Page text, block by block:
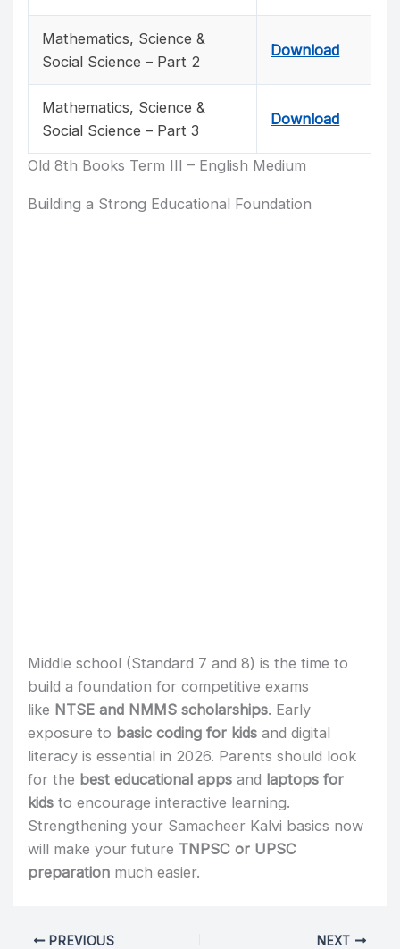
Mathematics, Science &
Social Science – Part 2
Download
Mathematics, Science &
Social Science – Part 3
Download
Old 8th Books Term III – English Medium
Building a Strong Educational Foundation
Middle school (Standard 7 and 8) is the time to
build a foundation for competitive exams
like NTSE and NMMS scholarships. Early
exposure to basic coding for kids and digital
literacy is essential in 2026. Parents should look
for the best educational apps and laptops for
kids to encourage interactive learning.
Strengthening your Samacheer Kalvi basics now
will make your future TNPSC or UPSC
preparation much easier.
PREVIOUS NEXT